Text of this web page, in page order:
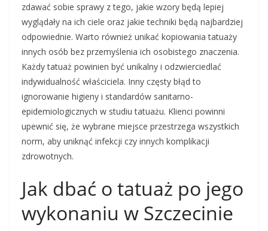
zdawać sobie sprawy z tego, jakie wzory będą lepiej
wyglądały na ich ciele oraz jakie techniki będą najbardziej
odpowiednie. Warto również unikać kopiowania tatuaży
innych osób bez przemyślenia ich osobistego znaczenia.
Każdy tatuaż powinien być unikalny i odzwierciedlać
indywidualność właściciela. Inny częsty błąd to
ignorowanie higieny i standardów sanitarno-
epidemiologicznych w studiu tatuażu. Klienci powinni
upewnić się, że wybrane miejsce przestrzega wszystkich
norm, aby uniknąć infekcji czy innych komplikacji
zdrowotnych.
Jak dbać o tatuaż po jego
wykonaniu w Szczecinie